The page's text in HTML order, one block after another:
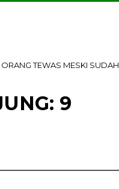
TEWAS MESKI SUDAH
9